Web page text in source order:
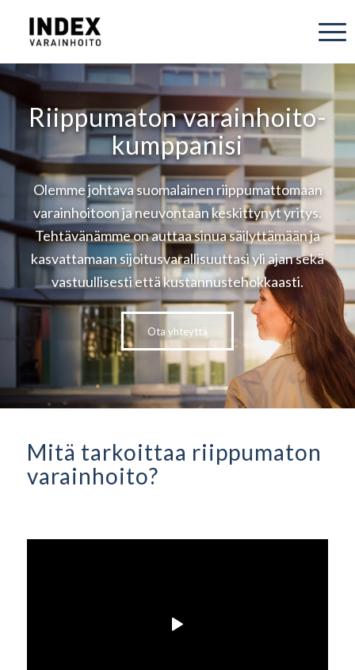
Riippumaton varainhoito­
kumppanisi
Olemme johtava suomalainen riippumattomaan
varainhoitoon ja neuvontaan keskittynyt yritys.
Tehtävänämme on auttaa sinua säilyttämään ja
kasvattamaan sijoitusvarallisuuttasi yli ajan sekä
vastuullisesti että kustannustehokkaasti.
Ota yhteyttä
Mitä tarkoittaa riippumaton
varainhoito?